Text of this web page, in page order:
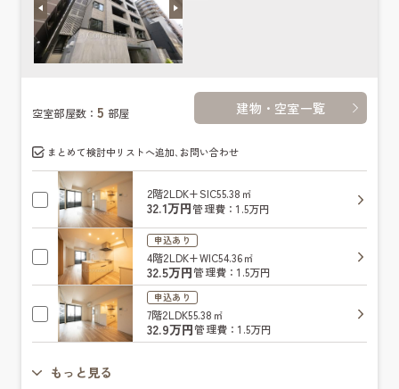
空室部屋数：5 部屋 建物・空室一覧
まとめて検討中リストへ追加､お問い合わせ
2階2LDK+SIC55.38㎡
32.1万円管理費：1.5万円
申込あり
4階2LDK+WIC54.36㎡
32.5万円管理費：1.5万円
申込あり
7階2LDK55.38㎡
32.9万円管理費：1.5万円
もっと見る